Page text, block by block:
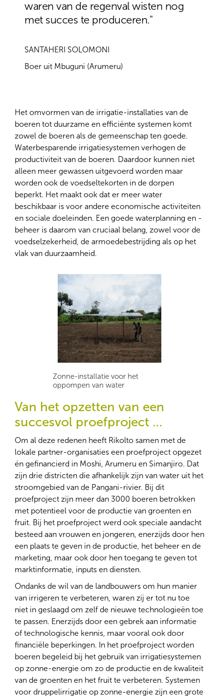
waren van de regenval wisten nog
met succes te produceren."
SANTAHERI SOLOMONI
Boer uit Mbuguni (Arumeru)
Het omvormen van de irrigatie-installaties van de
boeren tot duurzame en efficiënte systemen komt
zowel de boeren als de gemeenschap ten goede.
Waterbesparende irrigatiesystemen verhogen de
productiviteit van de boeren. Daardoor kunnen niet
alleen meer gewassen uitgevoerd worden maar
worden ook de voedseltekorten in de dorpen
beperkt. Het maakt ook dat er meer water
beschikbaar is voor andere economische activiteiten
en sociale doeleinden. Een goede waterplanning en -
beheer is daarom van cruciaal belang, zowel voor de
voedselzekerheid, de armoedebestrijding als op het
vlak van duurzaamheid.
Zonne-installatie voor het
oppompen van water
Van het opzetten van een
succesvol proefproject …
Om al deze redenen heeft Rikolto samen met de
lokale partner-organisaties een proefproject opgezet
én gefinancierd in Moshi, Arumeru en Simanjiro. Dat
zijn drie districten die afhankelijk zijn van water uit het
stroomgebied van de Pangani-rivier. Bij dit
proefproject zijn meer dan 3000 boeren betrokken
met potentieel voor de productie van groenten en
fruit. Bij het proefproject werd ook speciale aandacht
besteed aan vrouwen en jongeren, enerzijds door hen
een plaats te geven in de productie, het beheer en de
marketing, maar ook door hen toegang te geven tot
marktinformatie, inputs en diensten.
Ondanks de wil van de landbouwers om hun manier
van irrigeren te verbeteren, waren zij er tot nu toe
niet in geslaagd om zelf de nieuwe technologieën toe
te passen. Enerzijds door een gebrek aan informatie
of technologische kennis, maar vooral ook door
financiële beperkingen. In het proefproject worden
boeren begeleid bij het gebruik van irrigatiesystemen
op zonne-energie om zo de productie en de kwaliteit
van de groenten en het fruit te verbeteren. Systemen
voor druppelirrigatie op zonne-energie zijn een grote